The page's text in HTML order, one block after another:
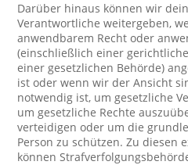
Darüber hinaus können wir
Verantwortliche weitergeben,
anwendbarem Recht oder
(einschließlich einer
einer gesetzlichen Behörde)
ist oder wenn wir der Ansicht
notwendig ist, um gesetzliche
um gesetzliche Rechte
verteidigen oder um die
Person zu schützen. Zu diesen
können